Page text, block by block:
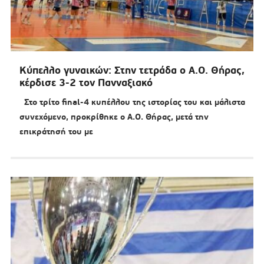
Κύπελλο γυναικών: Στην τετράδα ο Α.Ο. Θήρας,
κέρδισε 3-2 τον Πανναξιακό
Στο τρίτο final-4 κυπέλλου της ιστορίας του και μάλιστα
συνεχόμενο, προκρίθηκε ο Α.Ο. Θήρας, μετά την
επικράτησή του με